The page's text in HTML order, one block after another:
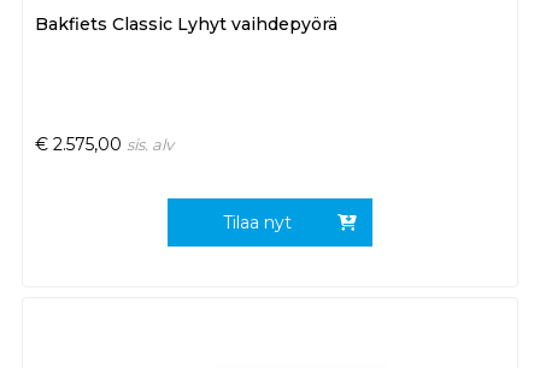
Bakfiets Classic Lyhyt vaihdepyörä
€ 2.575,00 sis. alv
Tilaa nyt